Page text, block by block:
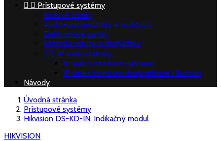
  Prístupové systémy
Kódové zámky
Audio-videovrátniky 4 vodičové
Elektronické zámky
Kontrola vstupu a dochádzky
  IP videovrátniky
IP video interkom Hikvision
IP video interkom dvojvodičové Hikvision
Návody
Úvodná stránka
Prístupové systémy
Hikvision DS-KD-IN, Indikačný modul
HIKVISION